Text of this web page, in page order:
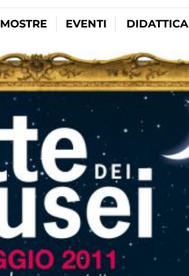
MOSTRE EVENTI DIDATTICA